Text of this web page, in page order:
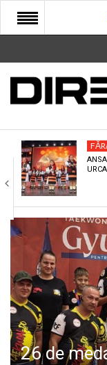
START
COMUNITATE
CULTURA
ECONOMIE
SANATATE
SPORT
SPECIAL
POLITIC
LIFE
26 de